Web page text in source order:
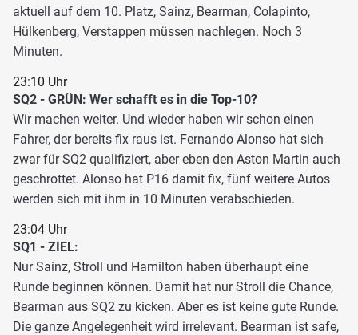
aktuell auf dem 10. Platz, Sainz, Bearman, Colapinto,
Hülkenberg, Verstappen müssen nachlegen. Noch 3
Minuten.
23:10 Uhr
SQ2 - GRÜN: Wer schafft es in die Top-10?
Wir machen weiter. Und wieder haben wir schon einen
Fahrer, der bereits fix raus ist. Fernando Alonso hat sich
zwar für SQ2 qualifiziert, aber eben den Aston Martin auch
geschrottet. Alonso hat P16 damit fix, fünf weitere Autos
werden sich mit ihm in 10 Minuten verabschieden.
23:04 Uhr
SQ1 - ZIEL:
Nur Sainz, Stroll und Hamilton haben überhaupt eine
Runde beginnen können. Damit hat nur Stroll die Chance,
Bearman aus SQ2 zu kicken. Aber es ist keine gute Runde.
Die ganze Angelegenheit wird irrelevant. Bearman ist safe,